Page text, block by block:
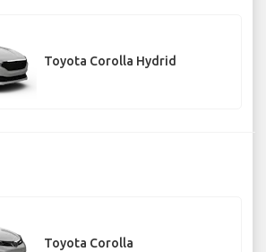
Toyota Corolla Hydrid
Toyota Corolla